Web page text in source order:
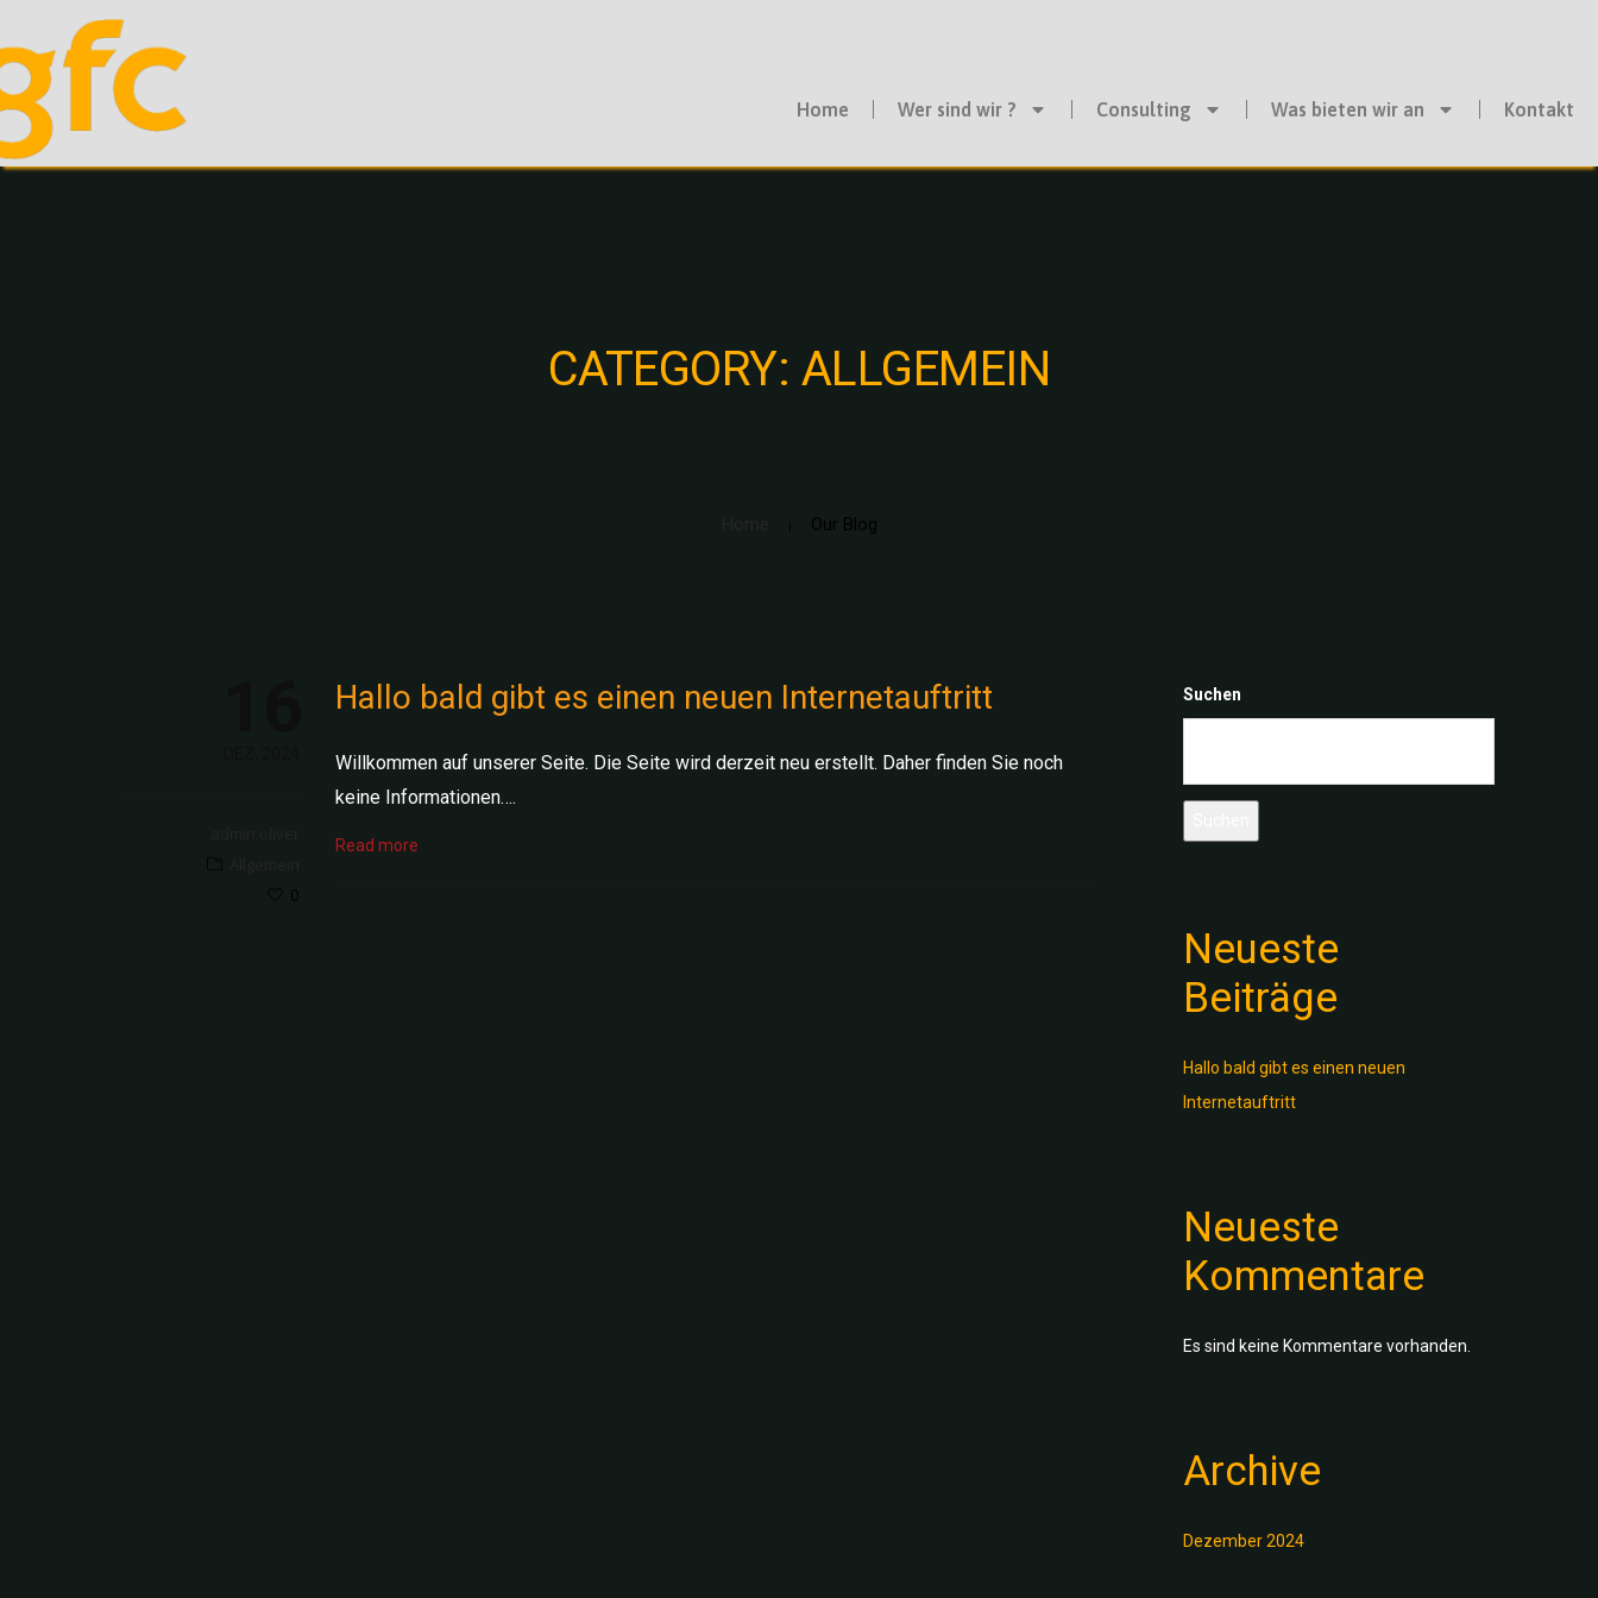
Home Wer sind wir ? Consulting Was bieten wir an Kontakt
CATEGORY: ALLGEMEIN
Our Blog
0
Hallo bald gibt es einen neuen Internetauftritt
Willkommen auf unserer Seite. Die Seite wird derzeit neu erstellt. Daher finden Sie noch
keine Informationen….
Read more
Suchen
Neueste
Beiträge
Hallo bald gibt es einen neuen
Internetauftritt
Neueste
Kommentare
Es sind keine Kommentare vorhanden.
Archive
Dezember 2024